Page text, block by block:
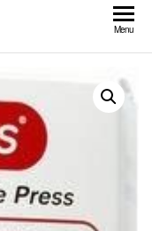
Menu